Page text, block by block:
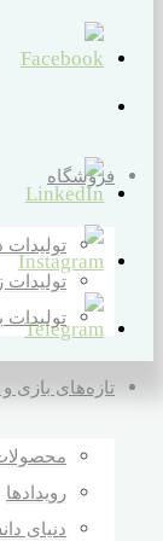
فروشگاه
تولیدات
تولیدات
تازه‌های بازی
رویدادها
دنیای